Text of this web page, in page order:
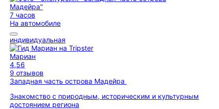
7 часов
На автомобиле
индивидуальная
Мариан
4,56
9 отзывов
Западная часть острова Мадейра
Знакомство с природным, историческим и культурным
достоянием региона